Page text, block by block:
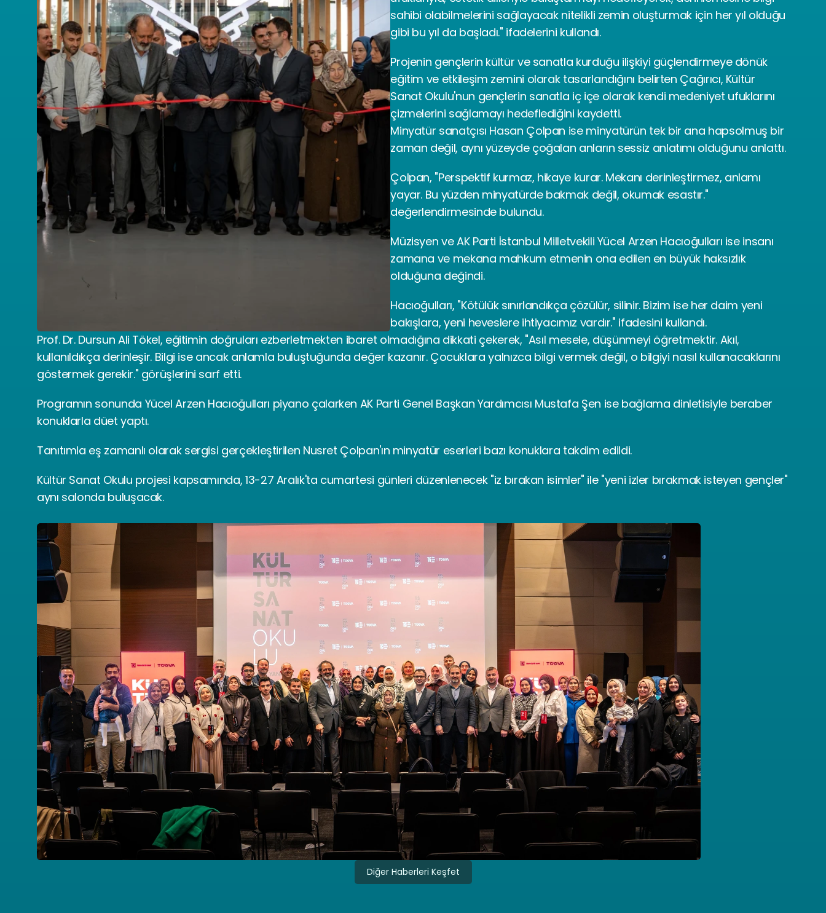
sahibi olabilmelerini sağlayacak nitelikli zemin oluşturmak için her yıl olduğu
gibi bu yıl da başladı." ifadelerini kullandı.
Projenin gençlerin kültür ve sanatla kurduğu ilişkiyi güçlendirmeye dönük
eğitim ve etkileşim zemini olarak tasarlandığını belirten Çağırıcı, Kültür
Sanat Okulu'nun gençlerin sanatla iç içe olarak kendi medeniyet ufuklarını
çizmelerini sağlamayı hedeflediğini kaydetti.
Minyatür sanatçısı Hasan Çolpan ise minyatürün tek bir ana hapsolmuş bir
zaman değil, aynı yüzeyde çoğalan anların sessiz anlatımı olduğunu anlattı.
Çolpan, "Perspektif kurmaz, hikaye kurar. Mekanı derinleştirmez, anlamı
yayar. Bu yüzden minyatürde bakmak değil, okumak esastır."
değerlendirmesinde bulundu.
Müzisyen ve AK Parti İstanbul Milletvekili Yücel Arzen Hacıoğulları ise insanı
zamana ve mekana mahkum etmenin ona edilen en büyük haksızlık
olduğuna değindi.
Hacıoğulları, "Kötülük sınırlandıkça çözülür, silinir. Bizim ise her daim yeni
bakışlara, yeni heveslere ihtiyacımız vardır." ifadesini kullandı.
Prof. Dr. Dursun Ali Tökel, eğitimin doğruları ezberletmekten ibaret olmadığına dikkati çekerek, "Asıl mesele, düşünmeyi öğretmektir. Akıl,
kullanıldıkça derinleşir. Bilgi ise ancak anlamla buluştuğunda değer kazanır. Çocuklara yalnızca bilgi vermek değil, o bilgiyi nasıl kullanacaklarını
göstermek gerekir." görüşlerini sarf etti.
Programın sonunda Yücel Arzen Hacıoğulları piyano çalarken AK Parti Genel Başkan Yardımcısı Mustafa Şen ise bağlama dinletisiyle beraber
konuklarla düet yaptı.
Tanıtımla eş zamanlı olarak sergisi gerçekleştirilen Nusret Çolpan'ın minyatür eserleri bazı konuklara takdim edildi.
Kültür Sanat Okulu projesi kapsamında, 13-27 Aralık'ta cumartesi günleri düzenlenecek "iz bırakan isimler" ile "yeni izler bırakmak isteyen gençler"
aynı salonda buluşacak.
Diğer Haberleri Keşfet